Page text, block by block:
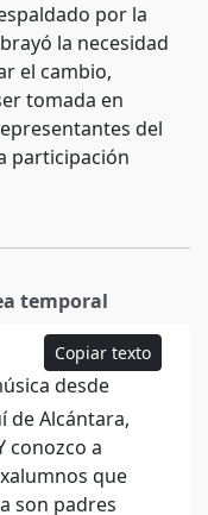
por la
la necesidad
el cambio,
tomada en
del
participación
temporal
Copiar texto
desde
de Alcántara,
conozco a
que
son padres